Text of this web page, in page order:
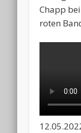
Chapp
roten